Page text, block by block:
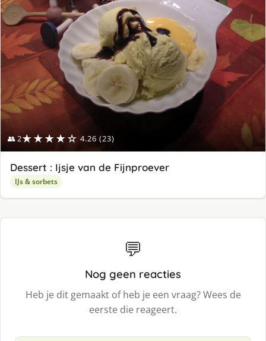
👥 2★★★★☆ 4.26 (23)
Dessert : Ijsje van de Fijnproever
IJs & sorbets
💬
Nog geen reacties
Heb je dit gemaakt of heb je een vraag? Wees de
eerste die reageert.